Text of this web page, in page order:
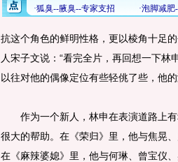
抗这个角色的鲜明性格，更以棱角十足
人宋子文说：“看完全片，再回想一下
以往对他的偶像定位有些轻佻了些，他
作为一个新人，林申在表演道路上有
很大的帮助。在《荣归》里，他与焦晃
在《麻辣婆媳》里，他与何琳、曾宝仪